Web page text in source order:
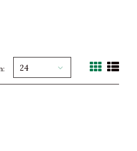
24